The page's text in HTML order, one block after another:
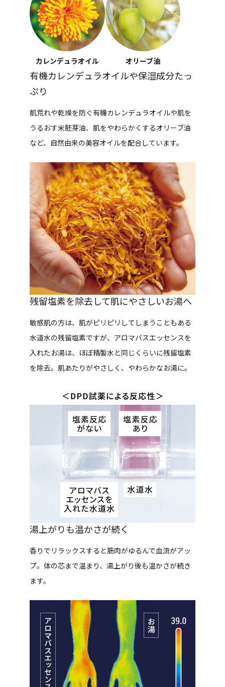
カレンデュラオイル オリーブ油
有機カレンデュラオイルや保湿成分たっ
ぷり
肌荒れや乾燥を防ぐ有機カレンデュラオイルや肌を
うるおす米胚芽油、肌をやわらかくするオリーブ油
など、自然由来の美容オイルを配合しています。
残留塩素を除去して肌にやさしいお湯へ
敏感肌の方は、肌がピリピリしてしまうこともある
水道水の残留塩素ですが、アロマバスエッセンスを
入れたお湯は、ほぼ精製水と同じくらいに残留塩素
を除去。肌あたりがやさしく、やわらかなお湯に。
湯上がりも温かさが続く
香りでリラックスすると筋肉がゆるんで血流がアッ
プ。体の芯まで温まり、湯上がり後も温かさが続き
ます。